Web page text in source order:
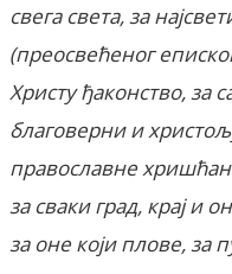
свега света, за
(преосвећеног
Христу ђаконство, за
благоверни и
православне
за сваки град, крај и
за оне који плове, за